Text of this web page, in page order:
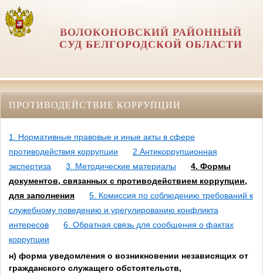
ВОЛОКОНОВСКИЙ РАЙОННЫЙ
СУД БЕЛГОРОДСКОЙ ОБЛАСТИ
ПРОТИВОДЕЙСТВИЕ КОРРУПЦИИ
1. Нормативные правовые и иные акты в сфере
противодействия коррупции
2.Антикоррупционная
экспертиза
3. Методические материалы
4. Формы
документов, связанных с противодействием коррупции,
для заполнения
5. Комиссия по соблюдению требований к
служебному поведению и урегулированию конфликта
интересов
6. Обратная связь для сообщения о фактах
коррупции
н) форма уведомления о возникновении независящих от
гражданского служащего обстоятельств,